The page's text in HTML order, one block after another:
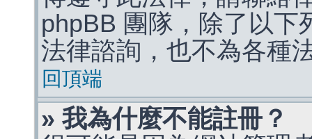
phpBB 團隊，除了以下
法律諮詢，也不為各種
回頂端
» 我為什麼不能註冊？